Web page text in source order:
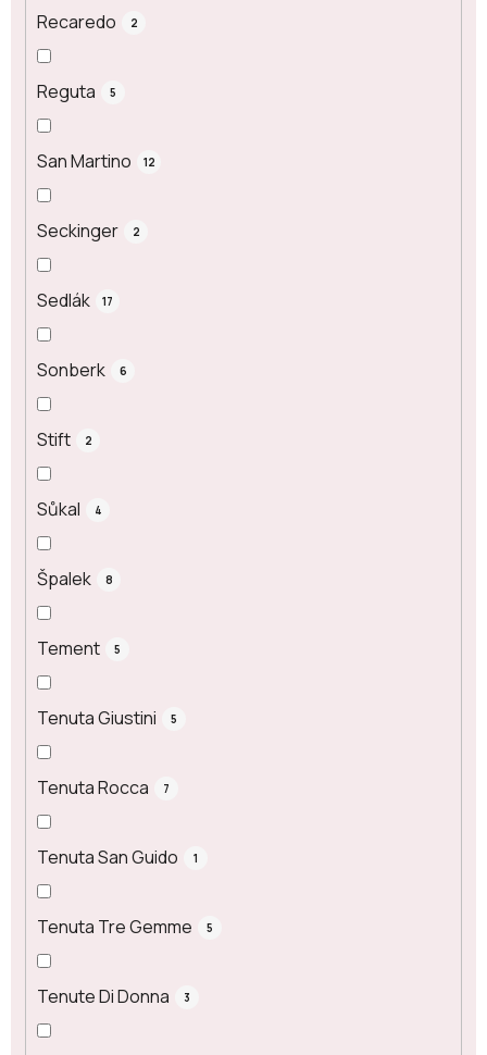
Recaredo 2
Reguta 5
San Martino 12
Seckinger 2
Sedlák 17
Sonberk 6
Stift 2
Sůkal 4
Špalek 8
Tement 5
Tenuta Giustini 5
Tenuta Rocca 7
Tenuta San Guido 1
Tenuta Tre Gemme 5
Tenute Di Donna 3